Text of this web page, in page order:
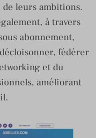
leurs ambitions.
à travers
abonnement,
fédérer
et du
améliorant